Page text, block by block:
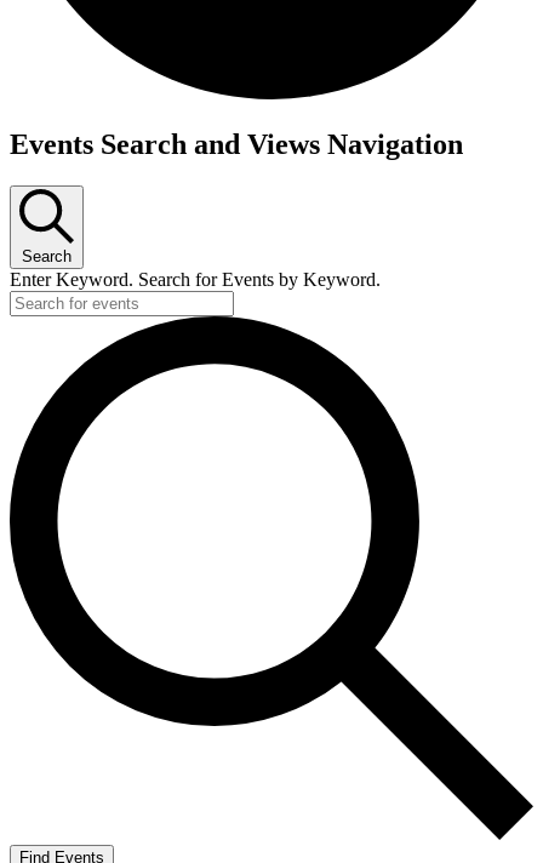
Events Search and Views Navigation
Search
Enter Keyword. Search for Events by Keyword.
Find Events